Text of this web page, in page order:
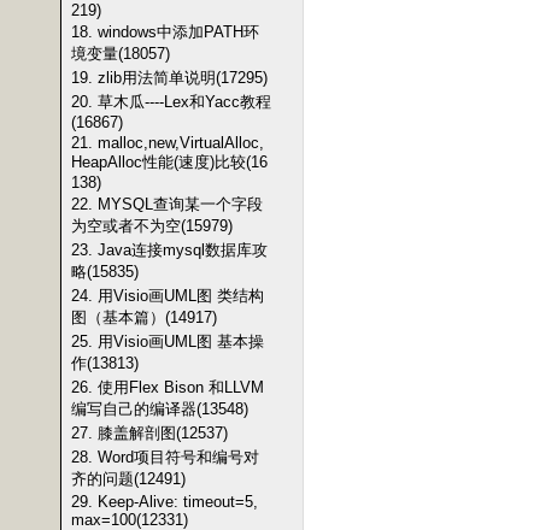
219)
18. windows中添加PATH环
境变量(18057)
19. zlib用法简单说明(17295)
20. 草木瓜----Lex和Yacc教程
(16867)
21. malloc,new,VirtualAlloc,
HeapAlloc性能(速度)比较(16
138)
22. MYSQL查询某一个字段
为空或者不为空(15979)
23. Java连接mysql数据库攻
略(15835)
24. 用Visio画UML图 类结构
图（基本篇）(14917)
25. 用Visio画UML图 基本操
作(13813)
26. 使用Flex Bison 和LLVM
编写自己的编译器(13548)
27. 膝盖解剖图(12537)
28. Word项目符号和编号对
齐的问题(12491)
29. Keep-Alive: timeout=5,
max=100(12331)